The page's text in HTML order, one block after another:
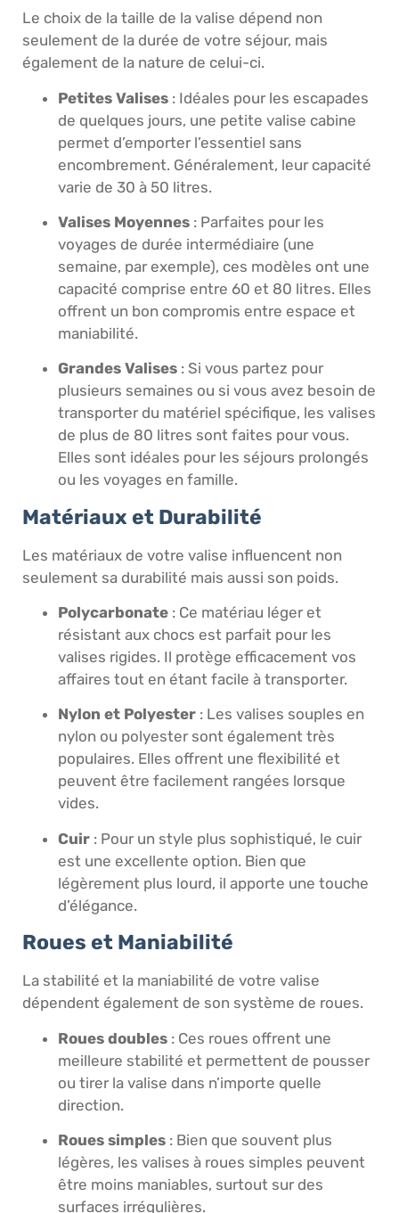
Le choix de la taille de la valise dépend non
seulement de la durée de votre séjour, mais
également de la nature de celui-ci.
Petites Valises : Idéales pour les escapades
de quelques jours, une petite valise cabine
permet d’emporter l’essentiel sans
encombrement. Généralement, leur capacité
varie de 30 à 50 litres.
Valises Moyennes : Parfaites pour les
voyages de durée intermédiaire (une
semaine, par exemple), ces modèles ont une
capacité comprise entre 60 et 80 litres. Elles
offrent un bon compromis entre espace et
maniabilité.
Grandes Valises : Si vous partez pour
plusieurs semaines ou si vous avez besoin de
transporter du matériel spécifique, les valises
de plus de 80 litres sont faites pour vous.
Elles sont idéales pour les séjours prolongés
ou les voyages en famille.
Matériaux et Durabilité
Les matériaux de votre valise influencent non
seulement sa durabilité mais aussi son poids.
Polycarbonate : Ce matériau léger et
résistant aux chocs est parfait pour les
valises rigides. Il protège efficacement vos
affaires tout en étant facile à transporter.
Nylon et Polyester : Les valises souples en
nylon ou polyester sont également très
populaires. Elles offrent une flexibilité et
peuvent être facilement rangées lorsque
vides.
Cuir : Pour un style plus sophistiqué, le cuir
est une excellente option. Bien que
légèrement plus lourd, il apporte une touche
d’élégance.
Roues et Maniabilité
La stabilité et la maniabilité de votre valise
dépendent également de son système de roues.
Roues doubles : Ces roues offrent une
meilleure stabilité et permettent de pousser
ou tirer la valise dans n’importe quelle
direction.
Roues simples : Bien que souvent plus
légères, les valises à roues simples peuvent
être moins maniables, surtout sur des
surfaces irrégulières.